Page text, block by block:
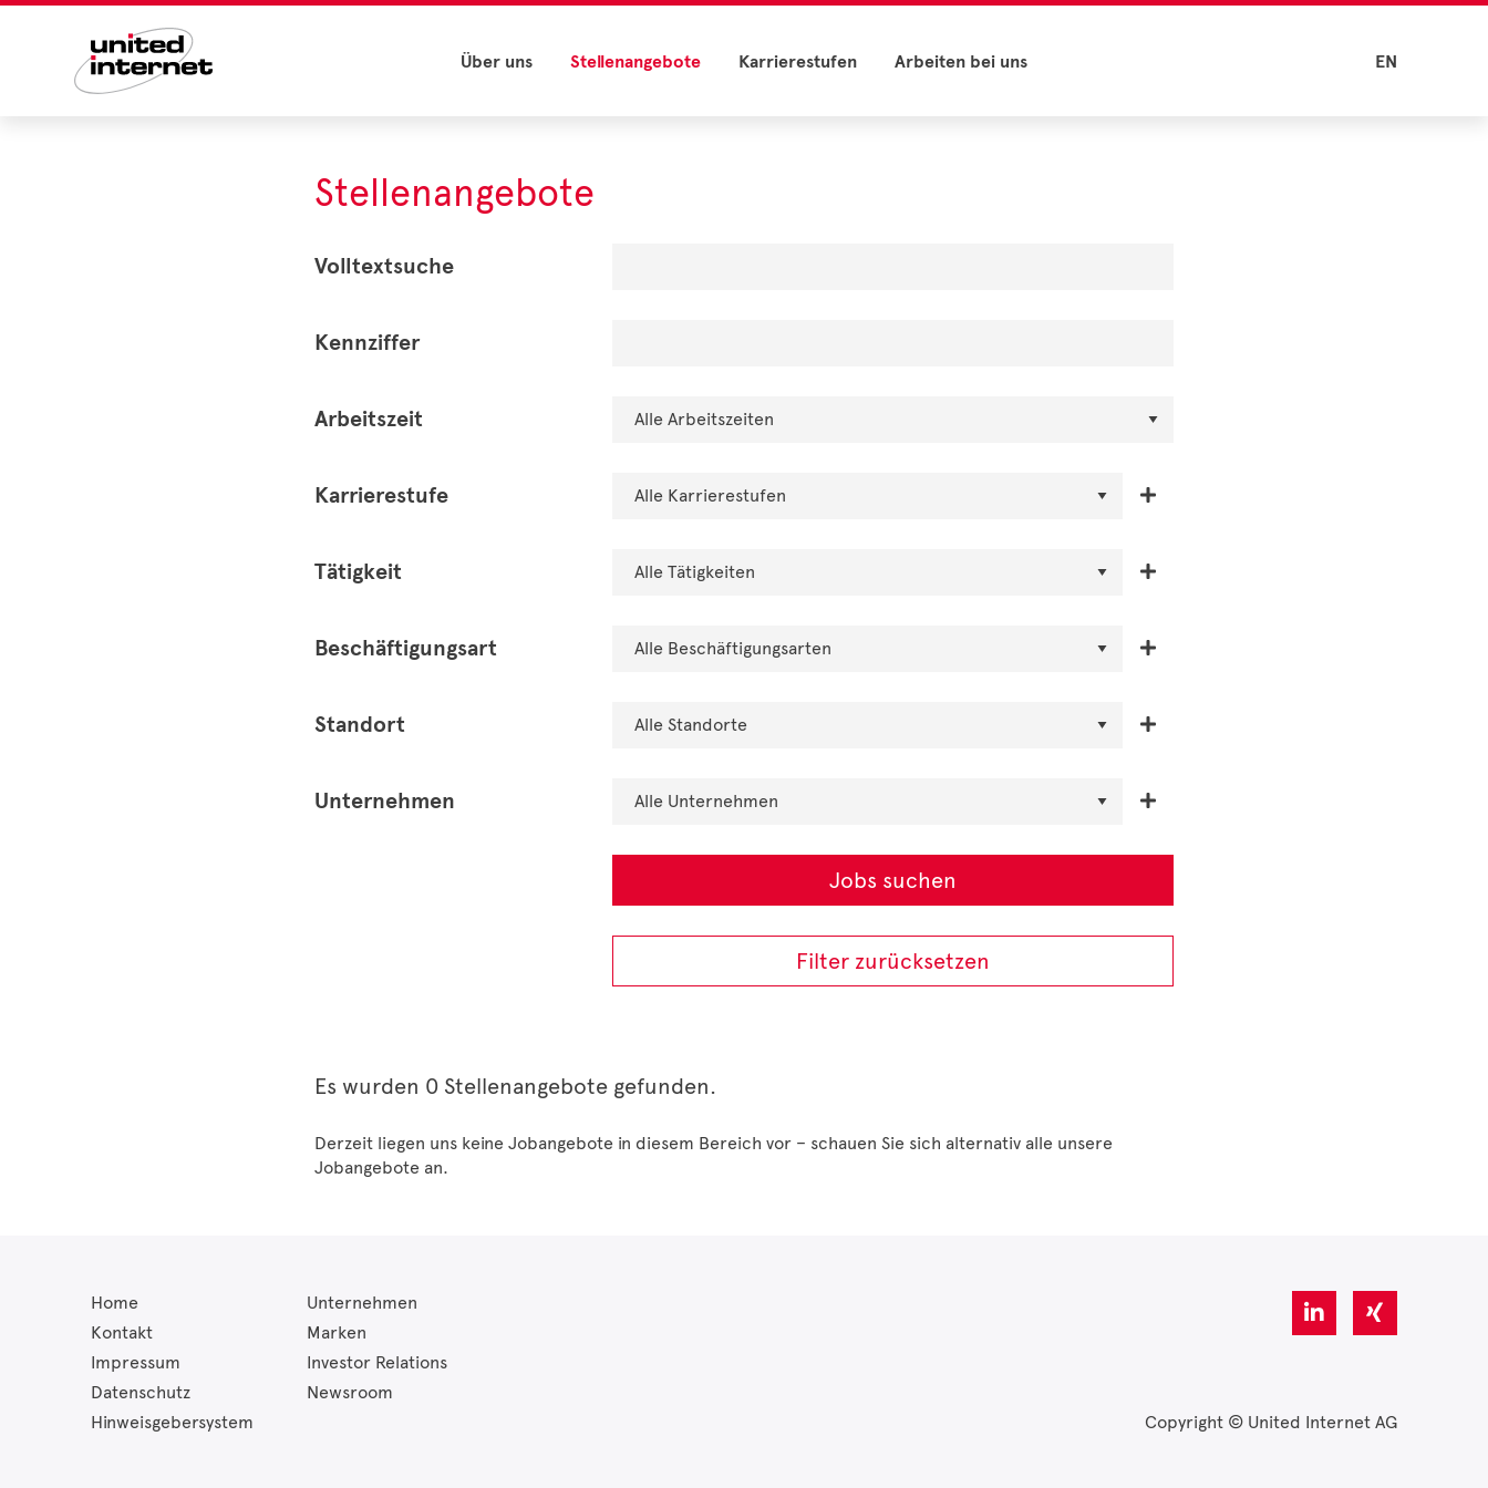
EN
Über uns Stellenangebote Karrierestufen Arbeiten bei uns
Stellenangebote
Volltextsuche
Kennziffer
Arbeitszeit
Karrierestufe
Tätigkeit
Beschäftigungsart
Standort
Unternehmen
Filter zurücksetzen
Es wurden 0 Stellenangebote gefunden.
Derzeit liegen uns keine Jobangebote in diesem Bereich vor – schauen Sie sich alternativ alle unsere
Jobangebote an.
Home
Kontakt
Impressum
Datenschutz
Hinweisgebersystem
Unternehmen
Marken
Investor Relations
Newsroom
Copyright © United Internet AG